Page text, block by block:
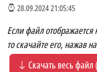
28.09.2024 21:05:45
Если файл отображается
то скачайте его, нажав
Скачать весь